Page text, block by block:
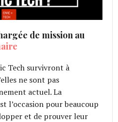
de mission au
Tech survivront à
ne sont pas
actuel. La
l’occasion pour beaucoup
et de prouver leur